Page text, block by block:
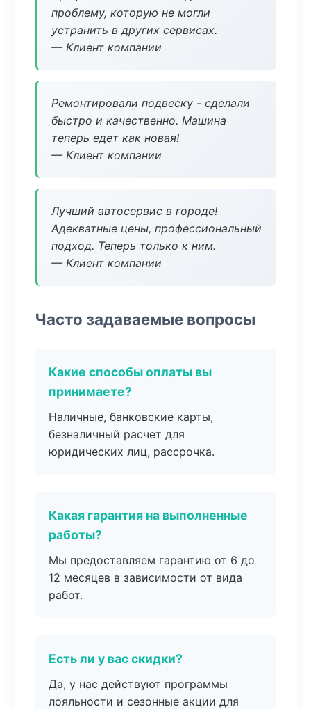
проблему, которую не могли
устранить в других сервисах.
— Клиент компании
Ремонтировали подвеску - сделали
быстро и качественно. Машина
теперь едет как новая!
— Клиент компании
Лучший автосервис в городе!
Адекватные цены, профессиональный
подход. Теперь только к ним.
— Клиент компании
Часто задаваемые вопросы
Какие способы оплаты вы
принимаете?
Наличные, банковские карты,
безналичный расчет для
юридических лиц, рассрочка.
Какая гарантия на выполненные
работы?
Мы предоставляем гарантию от 6 до
12 месяцев в зависимости от вида
работ.
Есть ли у вас скидки?
Да, у нас действуют программы
лояльности и сезонные акции для